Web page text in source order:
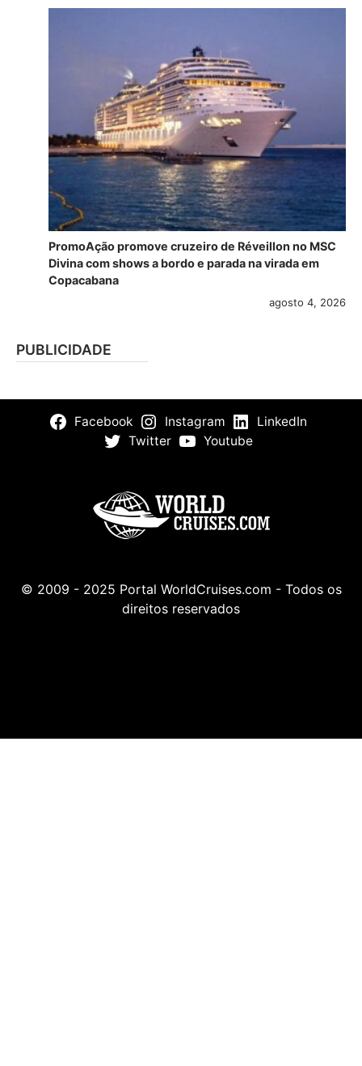
PromoAção promove cruzeiro de Réveillon no MSC
Divina com shows a bordo e parada na virada em
Copacabana
agosto 4, 2026
PUBLICIDADE
Facebook Instagram
LinkedIn
Twitter
Youtube
© 2009 - 2025 Portal WorldCruises.com - Todos os
direitos reservados